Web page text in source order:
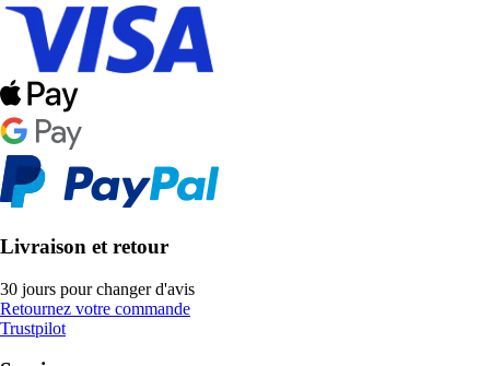
Livraison et retour
30 jours pour changer d'avis
Retournez votre commande
Trustpilot